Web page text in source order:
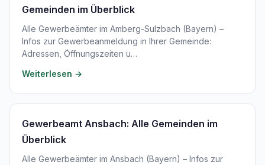
Gemeinden im Überblick
Alle Gewerbeämter im Amberg-Sulzbach (Bayern) –
Infos zur Gewerbeanmeldung in Ihrer Gemeinde:
Adressen, Öffnungszeiten u…
Weiterlesen →
Gewerbeamt Ansbach: Alle Gemeinden im
Überblick
Alle Gewerbeämter im Ansbach (Bayern) – Infos zur